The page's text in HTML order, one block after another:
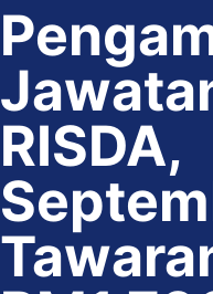
RISDA,